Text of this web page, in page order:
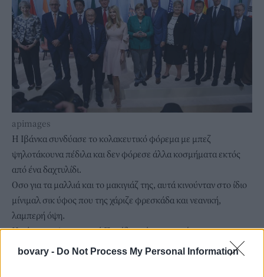
bovary - Do Not Process My Personal Information
apimages
Η Ιβάνκα συνδύασε το κολακευτικό φόρεμα με μπεζ
ψηλοτάκουνα πέδιλα και δεν φόρεσε άλλα κοσμήματα εκτός
από ένα δαχτυλίδι.
Οσο για τα μαλλιά και το μακιγιάζ της, αυτά κινούνταν στο ίδιο
μίνιμαλ σικ ύφος που της χάριζε φρεσκάδα και νεανική,
λαμπερή όψη.
Η κόρη του Αμερικανού Προέδρου έχει υπονοήσει στο
παρελθόν ότι το κλίμα είναι ένα ζήτημα που την αφορά